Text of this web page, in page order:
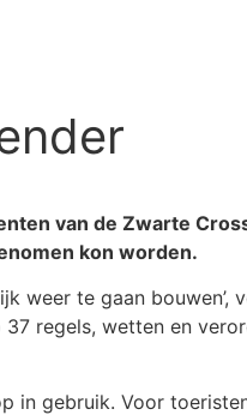
van de Zwarte
kon worden.
weer te gaan bouwen’,
regels, wetten en
in gebruik. Voor